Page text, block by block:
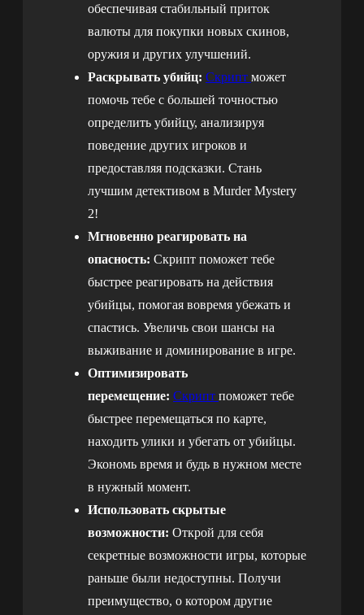
обеспечивая стабильный приток
валюты для покупки новых скинов,
оружия и других улучшений.
Раскрывать убийц: Скрипт может
помочь тебе с большей точностью
определить убийцу, анализируя
поведение других игроков и
предоставляя подсказки. Стань
лучшим детективом в Murder Mystery
2!
Мгновенно реагировать на
опасность: Скрипт поможет тебе
быстрее реагировать на действия
убийцы, помогая вовремя убежать и
спастись. Увеличь свои шансы на
выживание и доминирование в игре.
Оптимизировать
перемещение: Скрипт поможет тебе
быстрее перемещаться по карте,
находить улики и убегать от убийцы.
Экономь время и будь в нужном месте
в нужный момент.
Использовать скрытые
возможности: Открой для себя
секретные возможности игры, которые
раньше были недоступны. Получи
преимущество, о котором другие